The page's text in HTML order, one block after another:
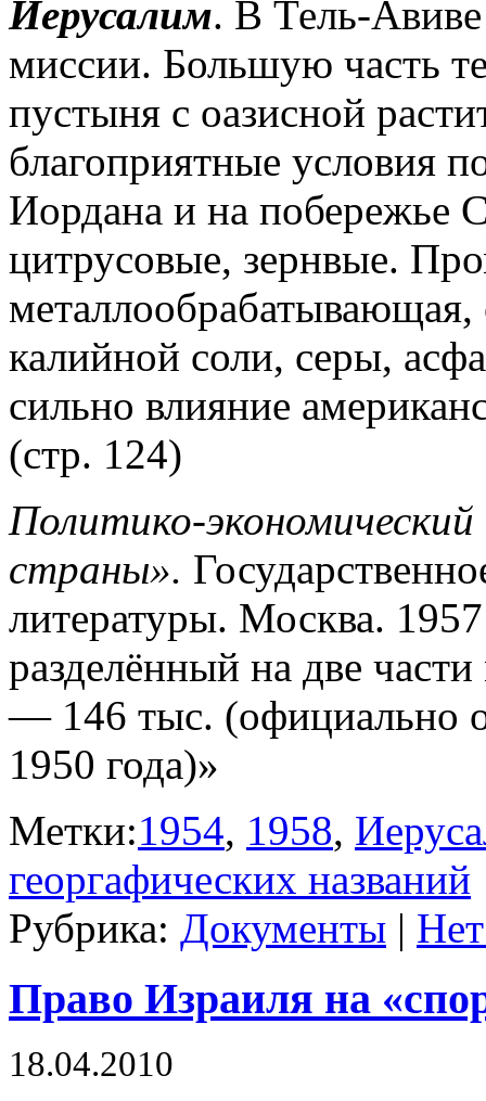
Иерусалим. В Тель-Авиве
миссии. Большую часть
пустыня с оазисной
благоприятные условия
Иордана и на побережье
цитрусовые, зернвые.
калийной соли, серы,
сильно влияние
(стр. 124)
Политико-
страны».
литературы. Москва.
разделённый на две
— 146 тыс. (официально
1950 года)»
Метки:1954, 1958,
георгафических названий
Рубрика: Документы |
Право Израиля на
18.04.2010